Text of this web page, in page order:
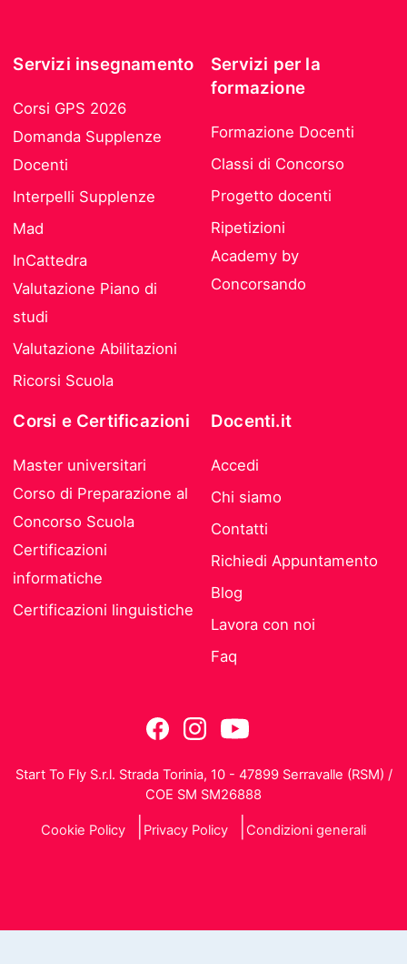
Servizi insegnamento
Corsi GPS 2026
Domanda Supplenze
Docenti
Interpelli Supplenze
Mad
InCattedra
Valutazione Piano di
studi
Valutazione Abilitazioni
Ricorsi Scuola
Servizi per la
formazione
Formazione Docenti
Classi di Concorso
Progetto docenti
Ripetizioni
Academy by
Concorsando
Corsi e Certificazioni
Master universitari
Corso di Preparazione al
Concorso Scuola
Certificazioni
informatiche
Certificazioni linguistiche
Docenti.it
Accedi
Chi siamo
Contatti
Richiedi Appuntamento
Blog
Lavora con noi
Faq
Start To Fly S.r.l. Strada Torinia, 10 - 47899 Serravalle (RSM) /
COE SM SM26888
Cookie Policy Privacy Policy Condizioni generali